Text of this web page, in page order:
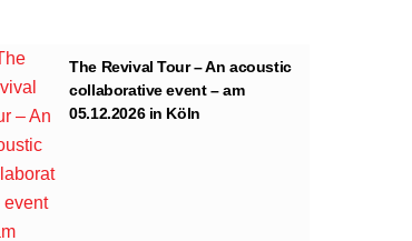
The Revival Tour – An acoustic
collaborative event – am
05.12.2026 in Köln